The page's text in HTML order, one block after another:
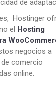
de
Hostinger
el Hosting
negocios a
comercio
online.